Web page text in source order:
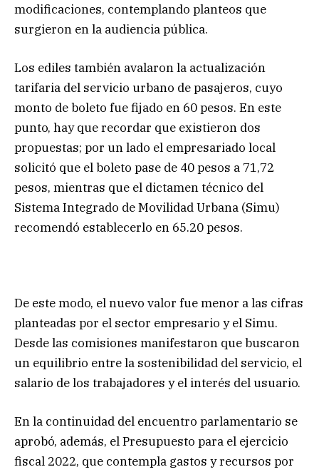
modificaciones, contemplando planteos que
surgieron en la audiencia pública.
Los ediles también avalaron la actualización
tarifaria del servicio urbano de pasajeros, cuyo
monto de boleto fue fijado en 60 pesos. En este
punto, hay que recordar que existieron dos
propuestas; por un lado el empresariado local
solicitó que el boleto pase de 40 pesos a 71,72
pesos, mientras que el dictamen técnico del
Sistema Integrado de Movilidad Urbana (Simu)
recomendó establecerlo en 65.20 pesos.
De este modo, el nuevo valor fue menor a las cifras
planteadas por el sector empresario y el Simu.
Desde las comisiones manifestaron que buscaron
un equilibrio entre la sostenibilidad del servicio, el
salario de los trabajadores y el interés del usuario.
En la continuidad del encuentro parlamentario se
aprobó, además, el Presupuesto para el ejercicio
fiscal 2022, que contempla gastos y recursos por